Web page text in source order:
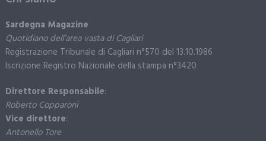
Sardegna Magazine
Quotidiano dell’area vasta di Cagliari
Registrazione Tribunale di Cagliari n°570 del 13.10.1986
Iscrizione Registro Nazionale della stampa n°3420
Direttore Responsabile:
Roberto Copparoni
Vice direttore:
Antonello Tore